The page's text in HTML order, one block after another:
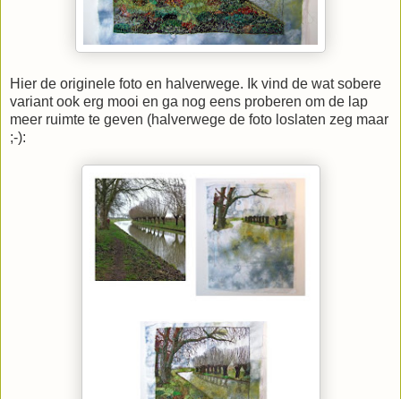
Hier de originele foto en halverwege. Ik vind de wat sobere
variant ook erg mooi en ga nog eens proberen om de lap
meer ruimte te geven (halverwege de foto loslaten zeg maar
;-):